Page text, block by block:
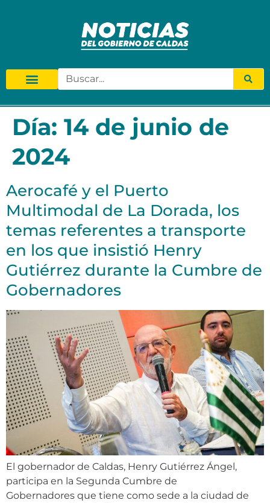
Día: 14 de junio de
2024
Aerocafé y el Puerto
Multimodal de La Dorada, los
temas referentes a transporte
en los que insistió Henry
Gutiérrez durante la Cumbre de
Gobernadores
El gobernador de Caldas, Henry Gutiérrez Ángel,
participa en la Segunda Cumbre de
Gobernadores que tiene como sede a la ciudad de